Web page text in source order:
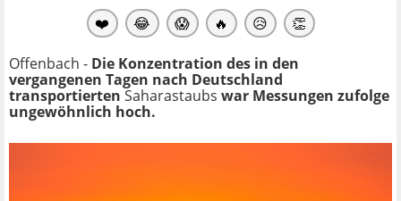
❤️ 😂 😱 🔥 😥 👏
Offenbach - Die Konzentration des in den
vergangenen Tagen nach Deutschland
transportierten Saharastaubs war Messungen zufolge
ungewöhnlich hoch.